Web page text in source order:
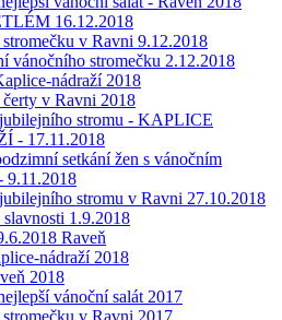
16.12.2018
v Ravni 9.12.2018
vánočního stromečku 2.12.2018
nádraží 2018
v Ravni 2018
stromu - KAPLICE
- 17.11.2018
setkání žen s vánočním
9.11.2018
stromu v Ravni 27.10.2018
slavnosti 1.9.2018
Raveň
nádraží 2018
2018
vánoční salát 2017
v Ravni 2017